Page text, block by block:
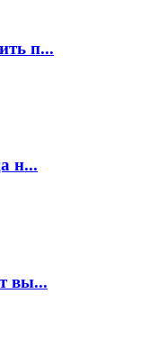
п...
н...
вы...